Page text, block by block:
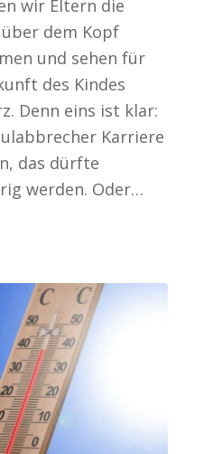
wir Eltern die
über dem Kopf
und sehen für
des Kindes
Denn eins ist klar:
Karriere
das dürfte
werden. Oder…